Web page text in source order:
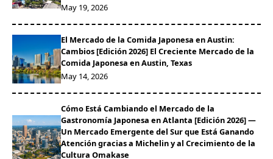
May 19, 2026
El Mercado de la Comida Japonesa en Austin:
Cambios [Edición 2026] El Creciente Mercado de la
Comida Japonesa en Austin, Texas
May 14, 2026
Cómo Está Cambiando el Mercado de la
Gastronomía Japonesa en Atlanta [Edición 2026] —
Un Mercado Emergente del Sur que Está Ganando
Atención gracias a Michelin y al Crecimiento de la
Cultura Omakase